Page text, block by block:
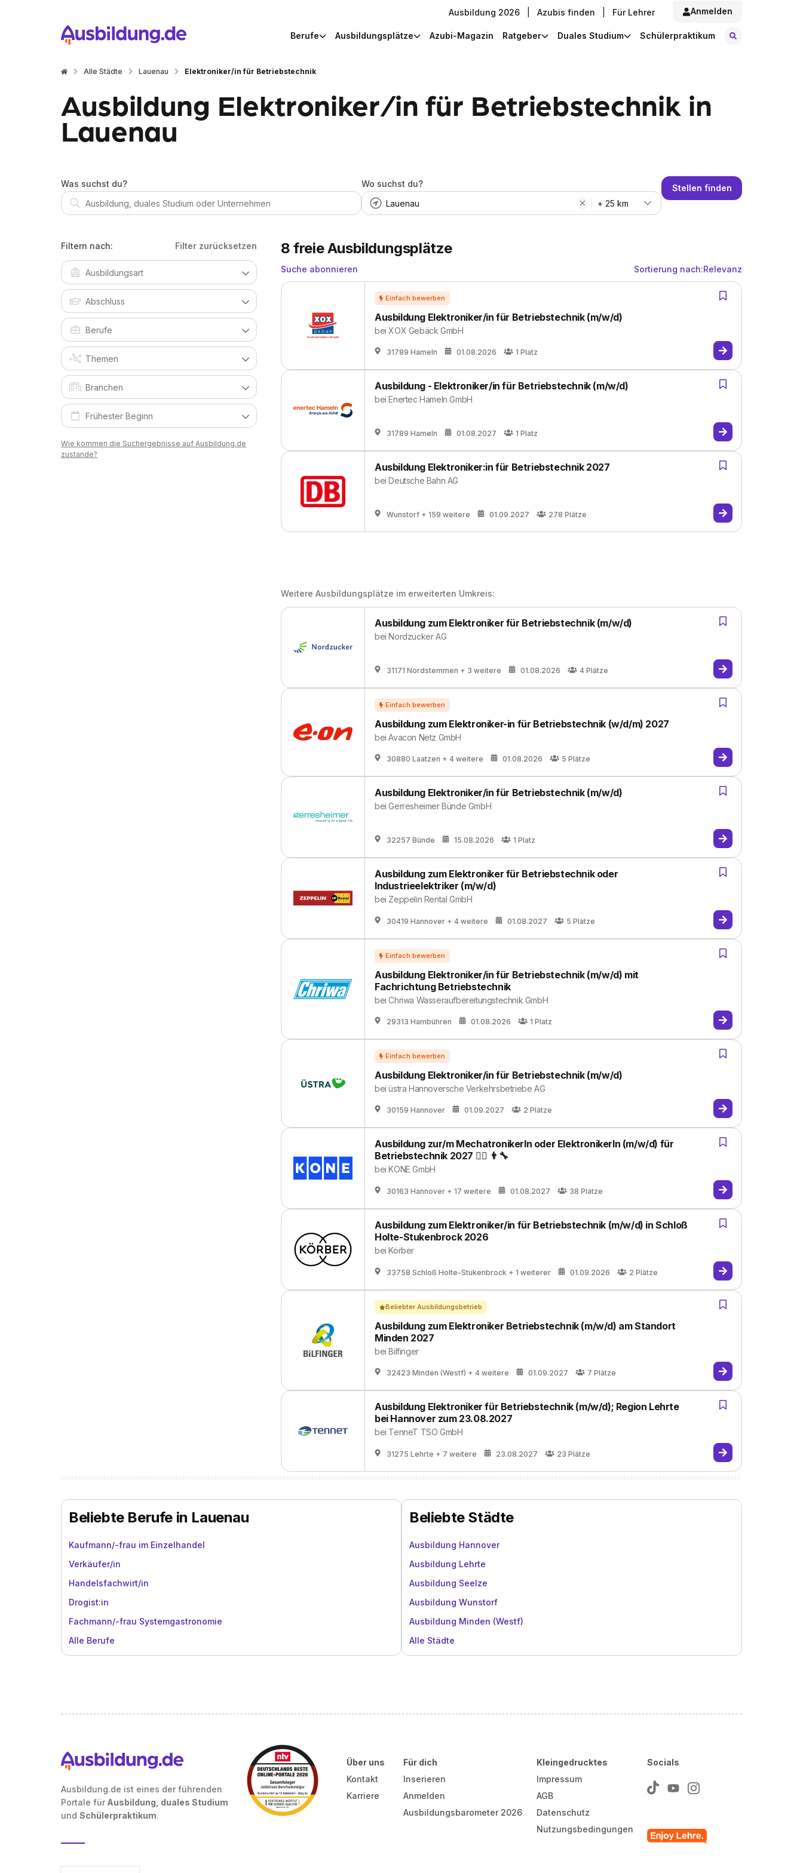
Ausbildung 2026 Azubis finden Für Lehrer Anmelden
Berufe Ausbildungsplätze Azubi-Magazin Ratgeber Duales Studium Schülerpraktikum
Alle Städte Lauenau Elektroniker/in für Betriebstechnik
Ausbildung Elektroniker/in für Betriebstechnik in
Lauenau
Was suchst du?
Wo suchst du?
+ 25 km
Stellen finden
Filtern nach: Filter zurücksetzen
Wie kommen die Suchergebnisse auf Ausbildung.de
zustande?
8 freie Ausbildungsplätze
Suche abonnieren Sortierung nach:Relevanz
Ausbildung Elektroniker/in für Betriebstechnik (m/w/d)
beiXOX Gebäck GmbH
31789 Hameln 01.08.2026 1 Platz
Ausbildung - Elektroniker/in für Betriebstechnik (m/w/d)
beiEnertec Hameln GmbH
31789 Hameln 01.08.2027 1 Platz
Ausbildung Elektroniker:in für Betriebstechnik 2027
beiDeutsche Bahn AG
Wunstorf + 159 weitere 01.09.2027 278 Plätze
Weitere Ausbildungsplätze im erweiterten Umkreis:
Ausbildung zum Elektroniker für Betriebstechnik (m/w/d)
beiNordzucker AG
31171 Nordstemmen + 3 weitere 01.08.2026 4 Plätze
Ausbildung zum Elektroniker-in für Betriebstechnik (w/d/m) 2027
beiAvacon Netz GmbH
30880 Laatzen + 4 weitere 01.08.2026 5 Plätze
Ausbildung Elektroniker/in für Betriebstechnik (m/w/d)
beiGerresheimer Bünde GmbH
32257 Bünde 15.08.2026 1 Platz
Ausbildung zum Elektroniker für Betriebstechnik oder
Industrieelektriker (m/w/d)
bei Zeppelin Rental GmbH
30419 Hannover + 4 weitere 01.08.2027 5 Plätze
Ausbildung Elektroniker/in für Betriebstechnik (m/w/d) mit
Fachrichtung Betriebstechnik
beiChriwa Wasseraufbereitungstechnik GmbH
29313 Hambühren 01.08.2026 1 Platz
Ausbildung Elektroniker/in für Betriebstechnik (m/w/d)
beiüstra Hannoversche Verkehrsbetriebe AG
30159 Hannover 01.09.2027 2 Plätze
Ausbildung zur/m MechatronikerIn oder ElektronikerIn (m/w/d) für
Betriebstechnik 2027 👷‍♀️ 👨‍🔧
beiKONE GmbH
30163 Hannover + 17 weitere 01.08.2027 38 Plätze
Ausbildung zum Elektroniker/in für Betriebstechnik (m/w/d) in Schloß
Holte-Stukenbrock 2026
beiKörber
33758 Schloß Holte-Stukenbrock + 1 weiterer 01.09.2026 2 Plätze
Ausbildung zum Elektroniker Betriebstechnik (m/w/d) am Standort
Minden 2027
beiBilfinger
32423 Minden (Westf) + 4 weitere 01.09.2027 7 Plätze
Beliebter Ausbildungsbetrieb
Ausbildung Elektroniker für Betriebstechnik (m/w/d); Region Lehrte
bei Hannover zum 23.08.2027
bei TenneT TSO GmbH
31275 Lehrte + 7 weitere 23.08.2027 23 Plätze
Beliebte Berufe in Lauenau
Kaufmann/-frau im Einzelhandel
Verkäufer/in
Handelsfachwirt/in
Drogist:in
Fachmann/-frau Systemgastronomie
Alle Berufe
Beliebte Städte
Ausbildung Hannover
Ausbildung Lehrte
Ausbildung Seelze
Ausbildung Wunstorf
Ausbildung Minden (Westf)
Alle Städte
Ausbildung.de ist eines der führenden
Portale für Ausbildung, duales Studium
und Schülerpraktikum.
Über uns
Kontakt
Karriere
Für dich
Inserieren
Anmelden
Ausbildungsbarometer 2026
Kleingedrucktes
Impressum
AGB
Datenschutz
Nutzungsbedingungen
Socials